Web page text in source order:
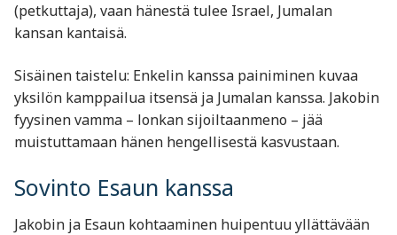
(petkuttaja), vaan hänestä tulee Israel, Jumalan
kansan kantaisä.
Sisäinen taistelu: Enkelin kanssa painiminen kuvaa
yksilön kamppailua itsensä ja Jumalan kanssa. Jakobin
fyysinen vamma – lonkan sijoiltaanmeno – jää
muistuttamaan hänen hengellisestä kasvustaan.
Sovinto Esaun kanssa
Jakobin ja Esaun kohtaaminen huipentuu yllättävään